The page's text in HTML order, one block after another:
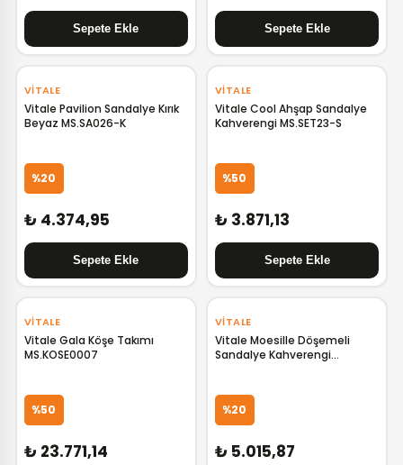
VITALE
Vitale Pavilion Sandalye Kırık
Beyaz MS.SA026-K
%20
₺ 4.374,95
VITALE
Vitale Cool Ahşap Sandalye
Kahverengi MS.SET23-S
%50
₺ 3.871,13
VITALE
Vitale Gala Köşe Takımı
MS.KOSE0007
%50
₺ 23.771,14
VITALE
Vitale Moesille Döşemeli
Sandalye Kahverengi
%20
₺ 5.015,87